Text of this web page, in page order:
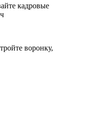
кадровые
воронку,